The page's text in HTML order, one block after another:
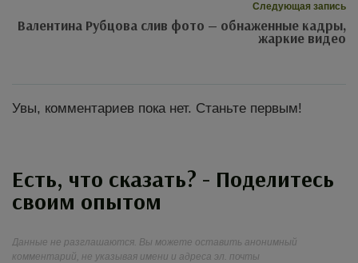
Следующая запись
Валентина Рубцова слив фото — обнаженные кадры,
жаркие видео
Увы, комментариев пока нет. Станьте первым!
Есть, что сказать? - Поделитесь
своим опытом
Данные не разглашаются. Вы можете оставить анонимный
комментарий, не указывая имени и адреса эл. почты